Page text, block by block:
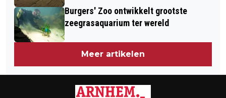
Burgers' Zoo ontwikkelt grootste
zeegrasaquarium ter wereld
Meer artikelen